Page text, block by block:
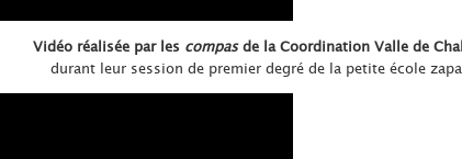
Vidéo réalisée par les compasde la Coordination Valle de
durant leur session de premier degré de la petite école